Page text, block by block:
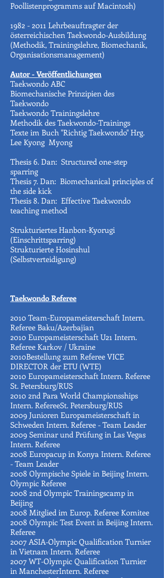
Poollistenprogramms auf Macintosh)
1982 - 2011 Lehrbeauftragter der
österreichischen Taekwondo-Ausbildung
(Methodik, Trainingslehre, Biomechanik,
Organisationsmanagement)
Autor - Veröffentlichungen
Taekwondo ABC
Biomechanische Prinzipien des
Taekwondo
Taekwondo Trainingslehre
Methodik des Taekwondo-Trainings
Texte im Buch "Richtig Taekwondo" Hrg.
Lee Kyong Myong
Thesis 6. Dan: Structured one-step
sparring
Thesis 7. Dan: Biomechanical principles of
the side kick
Thesis 8. Dan: Effective Taekwondo
teaching method
Strukturiertes Hanbon-Kyorugi
(Einschrittsparring)
Strukturierte Hosinshul
(Selbstverteidigung)
Taekwondo Referee
2010 Team-Europameisterschaft Intern.
Referee Baku/Azerbajian
2010 Europameisterschaft U21 Intern.
Referee Karkov / Ukraine
2010Bestellung zum Referee VICE
DIRECTOR der ETU (WTE)
2010 Europameisterschaft Intern. Referee
St. Petersburg/RUS
2010 2nd Para World Championsships
Intern. RefereeSt. Petersburg/RUS
2009 Junioren Europameisterschaft in
Schweden Intern. Referee - Team Leader
2009 Seminar und Prüfung in Las Vegas
Intern. Referee
2008 Europacup in Konya Intern. Referee
- Team Leader
2008 Olympische Spiele in Beijing Intern.
Olympic Referee
2008 2nd Olympic Trainingscamp in
Beijing
2008 Mitglied im Europ. Referee Komitee
2008 Olympic Test Event in Beijing Intern.
Referee
2007 ASIA-Olympic Qualification Turnier
in Vietnam Intern. Referee
2007 WT-Olympic Qualification Turnier
in ManchesterIntern. Referee